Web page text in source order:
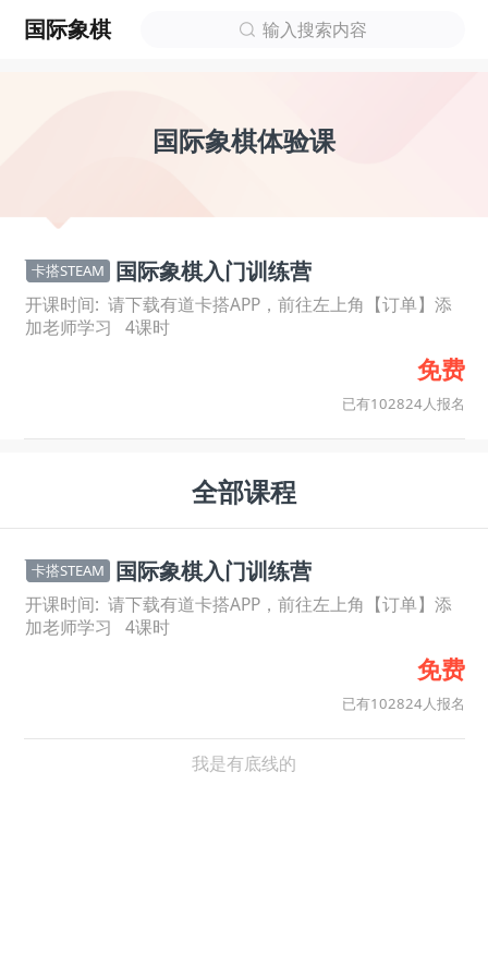
国际象棋 输入搜索内容
国际象棋体验课
卡搭STEAM 国际象棋入门训练营
开课时间: 请下载有道卡搭APP，前往左上角【订单】添
加老师学习
4课时
免费
已有102824人报名
全部课程
卡搭STEAM 国际象棋入门训练营
开课时间: 请下载有道卡搭APP，前往左上角【订单】添
加老师学习
4课时
免费
已有102824人报名
我是有底线的